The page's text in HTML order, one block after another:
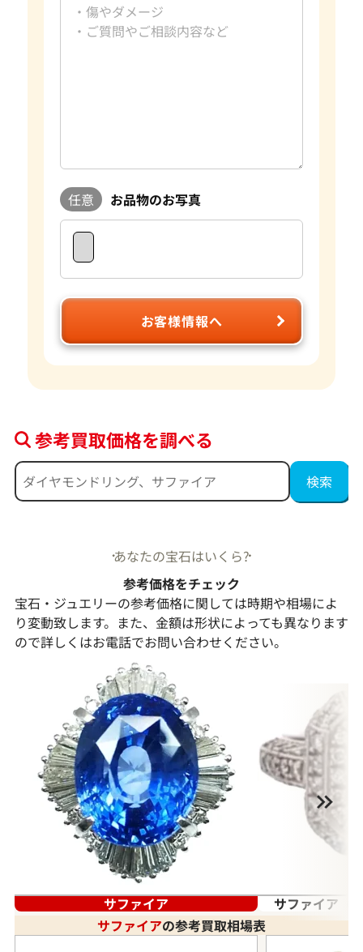
任意 お品物のお写真
お客様情報へ
参考買取価格を調べる
あなたの宝石はいくら?
参考価格をチェック
宝石・ジュエリーの参考価格に関しては時期や相場によ
り変動致します。また、金額は形状によっても異なります
ので詳しくはお電話でお問い合わせください。
サファイア
サファイア（
サファイアの参考買取相場表